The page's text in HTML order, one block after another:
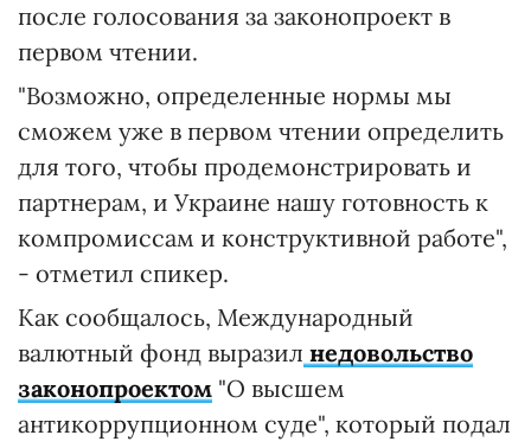
после голосования за законопроект в
первом чтении.
"Возможно, определенные нормы мы
сможем уже в первом чтении определить
для того, чтобы продемонстрировать и
партнерам, и Украине нашу готовность к
компромиссам и конструктивной работе",
- отметил спикер.
Как сообщалось, Международный
валютный фонд выразил недовольство
законопроектом "О высшем
антикоррупционном суде", который подал